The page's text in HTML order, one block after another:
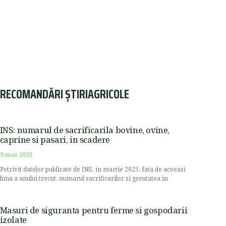
RECOMANDĂRI ȘTIRIAGRICOLE
INS: numarul de sacrificarila bovine, ovine,
caprine si pasari, in scadere
9 mai 2025
Potrivit datelor publicate de INS, in martie 2025, fata de aceeasi
luna a anului trecut, numarul sacrificarilor si greutatea in
Masuri de siguranta pentru ferme si gospodarii
izolate